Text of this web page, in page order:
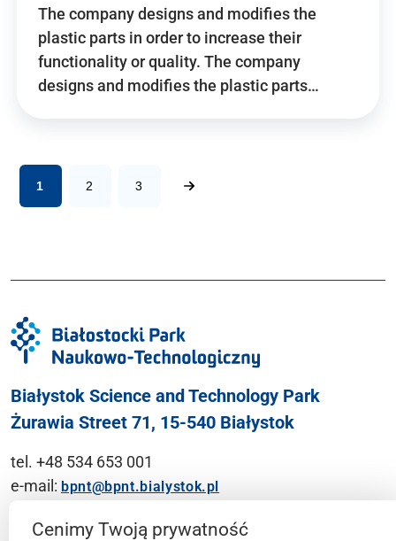
The company designs and modifies the
plastic parts in order to increase their
functionality or quality. The company
designs and modifies the plastic parts…
1 2 3
Białystok Science and Technology Park
Żurawia Street 71, 15-540 Białystok
tel. +48 534 653 001
e-mail: bpnt@bpnt.bialystok.pl
Contact
Cenimy Twoją prywatność